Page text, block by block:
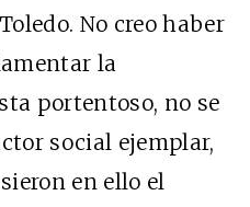
No creo haber
la
portentoso, no se
social ejemplar,
en ello el